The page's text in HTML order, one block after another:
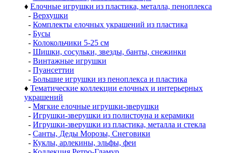
♦ Елочные игрушки из пластика, металла, пеноплекса
- Верхушки
- Комплекты елочных украшений из пластика
- Бусы
- Колокольчики 5-25 см
- Шишки, сосульки, звезды, банты, снежинки
- Винтажные игрушки
- Пуансеттии
- Большие игрушки из пеноплекса и пластика
♦ Тематические коллекции елочных и интерьерных
украшений
- Мягкие елочные игрушки-зверушки
- Игрушки-зверушки из полистоуна и керамики
- Игрушки-зверушки из пластика, металла и стекла
- Санты, Деды Морозы, Снеговики
- Куклы, арлекины, эльфы, феи